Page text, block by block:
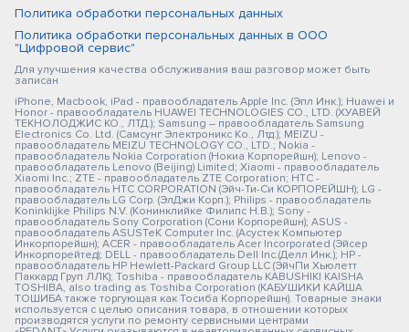
Политика обработки персональных данных
Политика обработки персональных данных в ООО
"Цифровой сервис"
Для улучшения качества обслуживания ваш разговор может быть
записан
iPhone, Macbook, iPad - правообладатель Apple Inc. (Эпл Инк.); Huawei и
Honor - правообладатель HUAWEI TECHNOLOGIES CO., LTD. (ХУАВЕЙ
ТЕКНОЛОДЖИС КО., ЛТД.); Samsung – правообладатель Samsung
Electronics Co. Ltd. (Самсунг Электроникс Ко., Лтд.); MEIZU -
правообладатель MEIZU TECHNOLOGY CO., LTD.; Nokia -
правообладатель Nokia Corporation (Нокиа Корпорейшн); Lenovo -
правообладатель Lenovo (Beijing) Limited; Xiaomi - правообладатель
Xiaomi Inc.; ZTE - правообладатель ZTE Corporation; HTC -
правообладатель HTC CORPORATION (Эйч-Ти-Си КОРПОРЕЙШН); LG -
правообладатель LG Corp. (ЭлДжи Корп.); Philips - правообладатель
Koninklijke Philips N.V. (Конинклийке Филипс Н.В.); Sony -
правообладатель Sony Corporation (Сони Корпорейшн); ASUS -
правообладатель ASUSTeK Computer Inc. (Асустек Компьютер
Инкорпорейшн); ACER - правообладатель Acer Incorporated (Эйсер
Инкорпорейтед); DELL - правообладатель Dell Inc.(Делл Инк.); HP -
правообладатель HP Hewlett-Packard Group LLC (ЭйчПи Хьюлетт
Паккард Груп ЛЛК); Toshiba - правообладатель KABUSHIKI KAISHA
TOSHIBA, also trading as Toshiba Corporation (КАБУШИКИ КАЙША
ТОШИБА также торгующая как Тосиба Корпорейшн). Товарные знаки
используется с целью описания товара, в отношении которых
производятся услуги по ремонту сервисными центрами